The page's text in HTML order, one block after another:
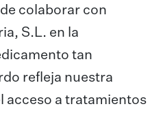
colaborar con
S.L. en la
tan
refleja nuestra
acceso a tratamientos